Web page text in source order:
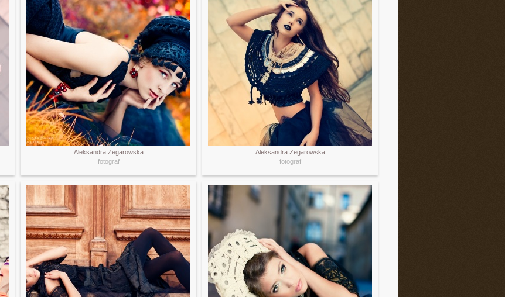
Aleksandra Zegarowska
fotograf
Aleksandra Zegarowska
fotograf